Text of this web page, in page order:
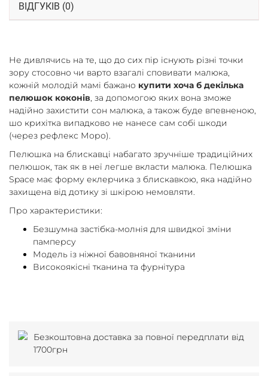
ВІДГУКІВ (0)
Не дивлячись на те, що до сих пір існують різні точки
зору стосовно чи варто взагалі сповивати малюка,
кожній молодій мамі бажано купити хоча б декілька
пелюшок коконів, за допомогою яких вона зможе
надійно захистити сон малюка, а також буде впевненою,
шо крихітка випадково не нанесе сам собі шкоди
(через рефлекс Моро).
Пелюшка на блискавці набагато зручніше традиційних
пелюшок, так як в неї легше вкласти малюка. Пелюшка
Space має форму еклерчика з блискавкою, яка надійно
захищена від дотику зі шкірою немовляти.
Про характеристики:
Безшумна застібка-молнія для швидкої зміни
памперсу
Модель із ніжної бавовняної тканини
Високоякісні тканина та фурнітура
Безкоштовна доставка за повної передплати від
1700грн